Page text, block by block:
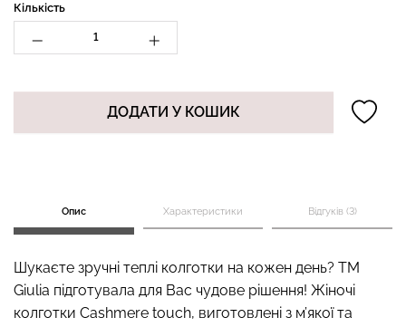
Кількість
ДОДАТИ У КОШИК
Опис Характеристики Відгуків (3)
Шукаєте зручні теплі колготки на кожен день? ТМ
Giulia підготувала для Вас чудове рішення! Жіночі
колготки Cashmere touch, виготовлені з м’якої та
Безшовний топ на
бретелях CAMI TOP
Топ на бретелях в рубчик
CAMI TOP RIB black